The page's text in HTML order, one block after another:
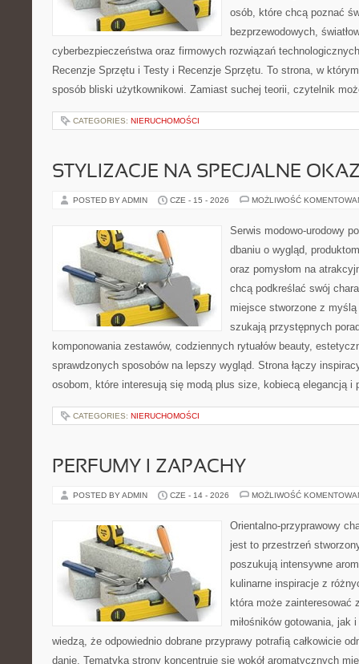
osób, które chcą poznać
bezprzewodowych,
cyberbezpieczeństwa oraz firmowych rozwiązań
Recenzje Sprzętu i Testy i Recenzje Sprzętu. To strona, w
sposób bliski użytkownikowi. Zamiast suchej teorii, czytelnik
CATEGORIES: NIERUCHOMOŚCI
STYLIZACJE NA SPECJALNE
POSTED BY ADMIN CZE - 15 - 2026 MOŻLIWOŚĆ
Serwis modowo-urodowy
dbaniu o wygląd,
oraz pomysłom na
chcą podkreślać swój
miejsce stworzone z
szukają przystępnych
komponowania zestawów, codziennych rytuałów beauty,
sprawdzonych sposobów na lepszy wygląd. Strona łączy
osobom, które interesują się modą plus size, kobiecą elegancją
CATEGORIES: NIERUCHOMOŚCI
PERFUMY I ZAPACHY
POSTED BY ADMIN CZE - 14 - 2026 MOŻLIWOŚĆ
Orientalno-przyprawowy
jest to przestrzeń
poszukują intensywne
kulinarne inspiracje z
która może zainteresować
miłośników gotowania, jak
wiedzą, że odpowiednio dobrane przyprawy potrafią całkowicie
danie. Tematyka strony koncentruje się wokół aromatycznych